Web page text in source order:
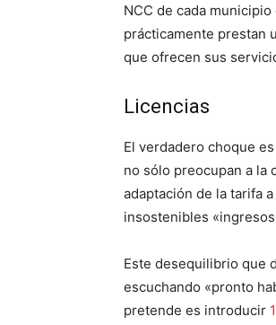
NCC de cada
prácticamente prestan
que ofrecen sus
Licencias
El verdadero choque
no sólo preocupan a la
adaptación de la tarifa
insostenibles
Este desequilibrio que
escuchando «pronto
pretende es introducir